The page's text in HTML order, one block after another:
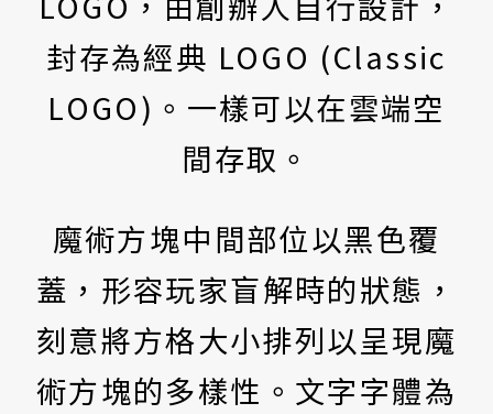
封存為經典 LOGO (Classic
LOGO)。一樣可以在雲端空
間存取。
魔術方塊中間部位以黑色覆
蓋，形容玩家盲解時的狀態，
刻意將方格大小排列以呈現魔
術方塊的多樣性。文字字體為